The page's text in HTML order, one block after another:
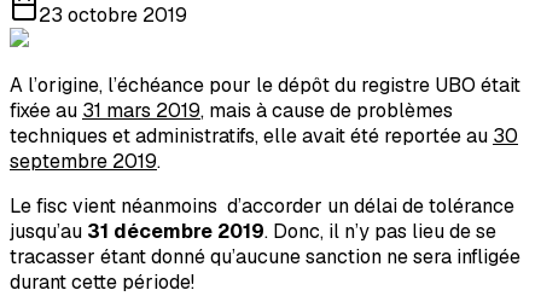
23 octobre 2019
A l’origine, l’échéance pour le dépôt du registre UBO était
fixée au 31 mars 2019, mais à cause de problèmes
techniques et administratifs, elle avait été reportée au 30
septembre 2019.
Le fisc vient néanmoins d’accorder un délai de tolérance
jusqu’au 31 décembre 2019. Donc, il n’y pas lieu de se
tracasser étant donné qu’aucune sanction ne sera infligée
durant cette période!